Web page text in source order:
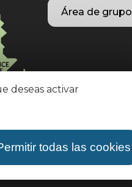
deseas activar
todas las cookies
Área de grupo